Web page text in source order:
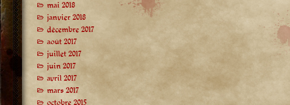
mai 2018
janvier 2018
décembre 2017
août 2017
juillet 2017
juin 2017
avril 2017
mars 2017
octobre 2015